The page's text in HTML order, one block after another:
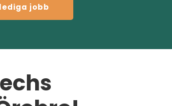
jobb